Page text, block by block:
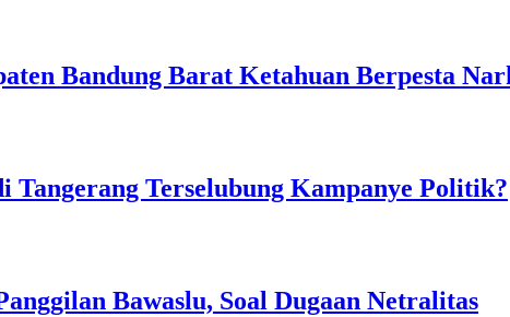
Bandung Barat Ketahuan Berpesta
Tangerang Terselubung Kampanye Politik?
Bawaslu, Soal Dugaan Netralitas